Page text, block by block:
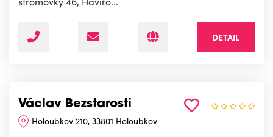
DETAIL
Václav Bezstarosti
Holoubkov 210, 33801 Holoubkov